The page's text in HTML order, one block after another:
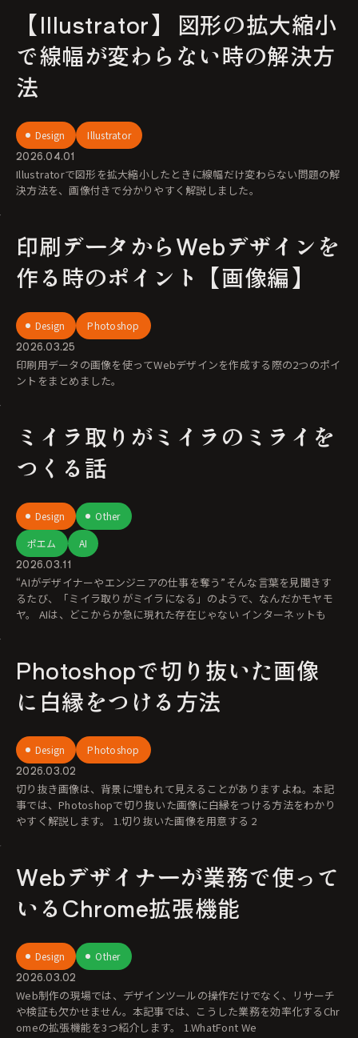
【Illustrator】 図形の拡大縮小
で線幅が変わらない時の解決方
法
Design Illustrator
2026.04.01
Illustratorで図形を拡大縮小したときに線幅だけ変わらない問題の解
決方法を、画像付きで分かりやすく解説しました。
印刷データからWebデザインを
作る時のポイント【画像編】
Design Photoshop
2026.03.25
印刷用データの画像を使ってWebデザインを作成する際の2つのポイ
ントをまとめました。
ミイラ取りがミイラのミライを
つくる話
Design
Other
ポエム
AI
2026.03.11
“AIがデザイナーやエンジニアの仕事を奪う”そんな言葉を見聞きす
るたび、「ミイラ取りがミイラになる」のようで、なんだかモヤモ
ヤ。 AIは、どこからか急に現れた存在じゃない インターネットも
Photoshopで切り抜いた画像
に白縁をつける方法
Design Photoshop
2026.03.02
切り抜き画像は、背景に埋もれて見えることがありますよね。本記
事では、Photoshopで切り抜いた画像に白縁をつける方法をわかり
やすく解説します。 1.切り抜いた画像を用意する 2
Webデザイナーが業務で使って
いるChrome拡張機能
Design Other
2026.03.02
Web制作の現場では、デザインツールの操作だけでなく、リサーチ
や検証も欠かせません。本記事では、こうした業務を効率化するChr
omeの拡張機能を3つ紹介します。 1.WhatFont We